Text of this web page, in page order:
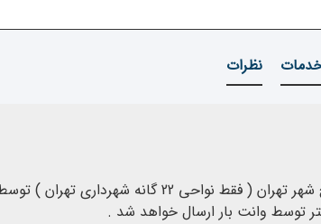
نظرات
کالای ارسالی در سطح شهر تهران ( فقط نواحی 22
توسط وانت بار ارسال خواهد شد .